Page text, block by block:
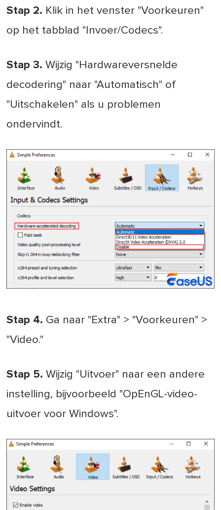
Stap 2. Klik in het venster "Voorkeuren"
op het tabblad "Invoer/Codecs".
Stap 3. Wijzig "Hardwareversnelde
decodering" naar "Automatisch" of
"Uitschakelen" als u problemen
ondervindt.
Stap 4. Ga naar "Extra" > "Voorkeuren" >
"Video."
Stap 5. Wijzig "Uitvoer" naar een andere
instelling, bijvoorbeeld "OpEnGL-video-
uitvoer voor Windows".